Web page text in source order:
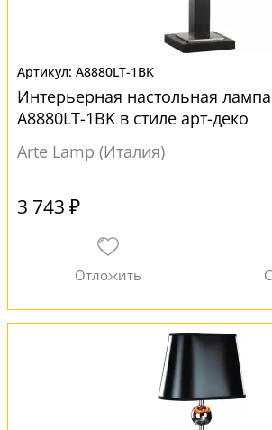
A8880LT-1BK
Интерьерная настольная
A8880LT-1BK в стиле арт-деко
Arte Lamp (Италия)
3 743 ₽